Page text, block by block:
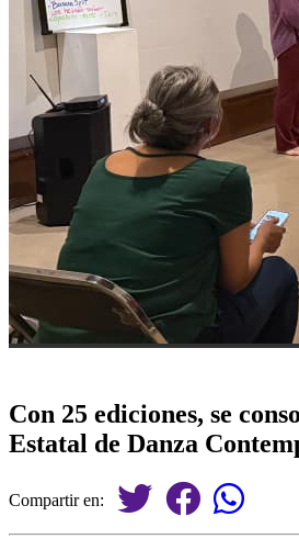
Con 25 ediciones, se
Estatal de Danza
Compartir en: